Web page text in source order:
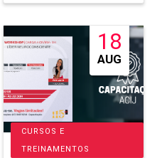
18
AUG
CURSOS E
TREINAMENTOS